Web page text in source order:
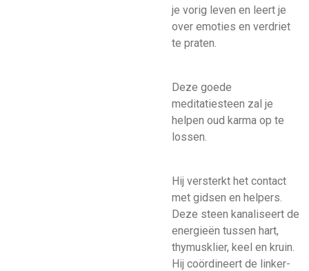
je vorig leven en leert je
over emoties en verdriet
te praten.
Deze goede
meditatiesteen zal je
helpen oud karma op te
lossen.
Hij versterkt het contact
met gidsen en helpers.
Deze steen kanaliseert de
energieën tussen hart,
thymusklier, keel en kruin.
Hij coördineert de linker-